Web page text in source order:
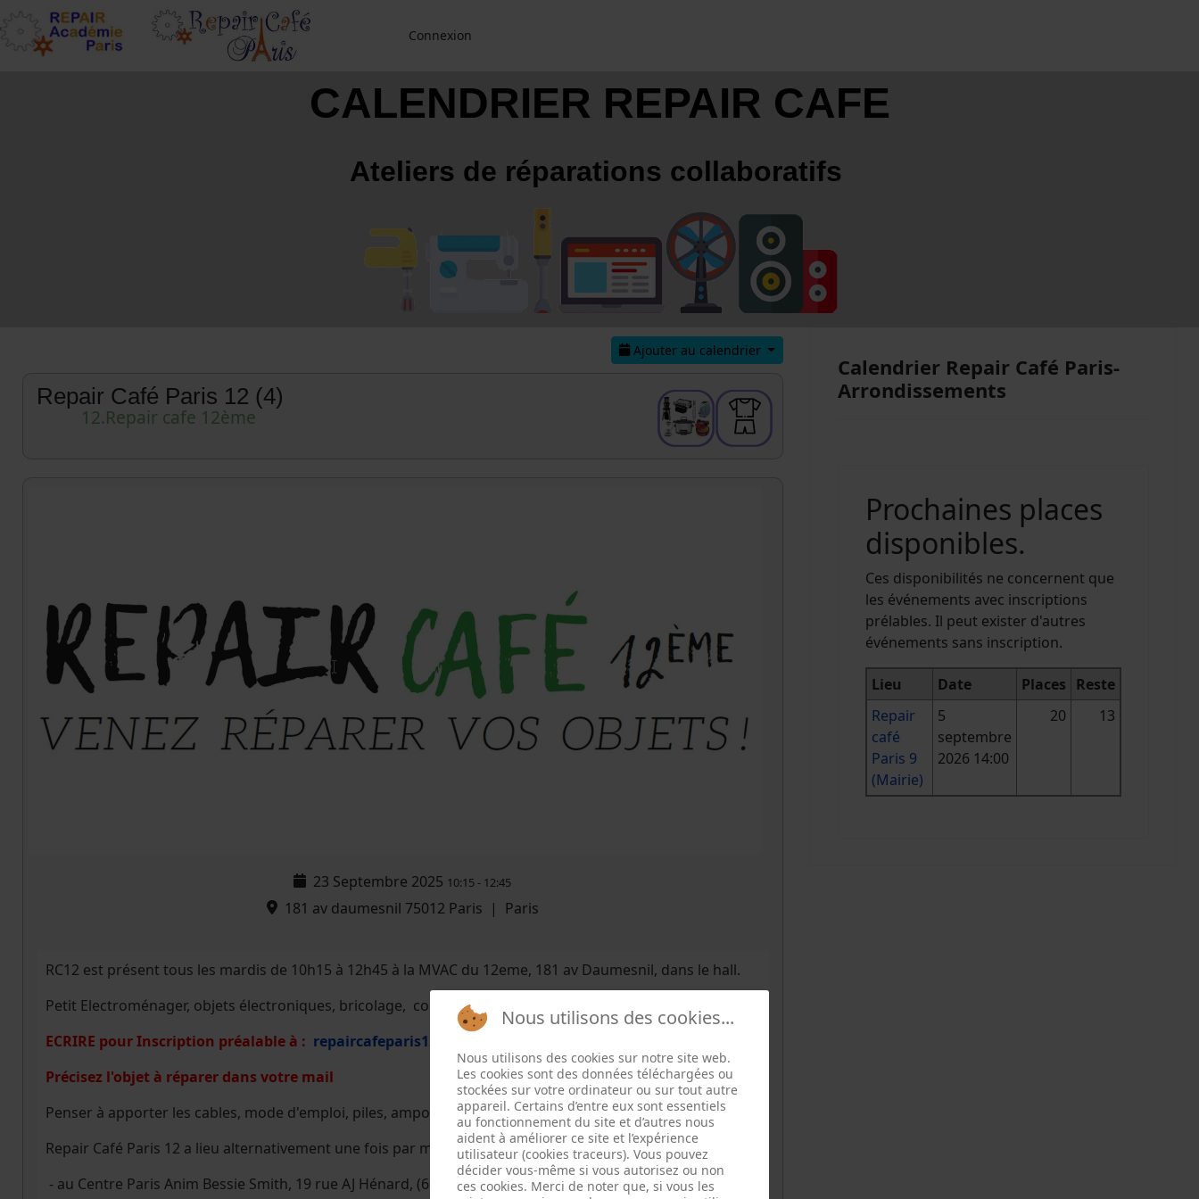
Connexion
CALENDRIER REPAIR CAFE
Ateliers de réparations collaboratifs
Ajouter au calendrier
Repair Café Paris 12 (4)
12.Repair cafe 12ème
23 Septembre 2025 10:15- 12:45
181 av daumesnil 75012 Paris | Paris
RC12 est présent tous les mardis de 10h15 à 12h45 à la MVAC du 12eme, 181 av Daumesnil, dans le hall.
Petit Electroménager, objets électroniques, bricolage, couture (textile propre uniquement)
ECRIRE pourInscription préalable à : repaircafeparis12@gmail.com
Précisez l'objet à réparer dans votre mail
Penser à apporter les cables, mode d'emploi, piles, ampoule...utiles à la réparation,
Repair Café Paris 12 a lieu alternativement une fois par mois (voir le calendrier) :
- au Centre Paris Anim Bessie Smith, 19 rue AJ Hénard, (6dec, 14 février, 13 juin : 107 rue de Reuilly
Calendrier Repair Café Paris-
Arrondissements
Prochaines places
disponibles.
Ces disponibilités ne concernent que
les événements avec inscriptions
prélables. Il peut exister d'autres
événements sans inscription.
Lieu Date Places Reste
Repair
café
Paris 9
(Mairie)
5
septembre
2026 14:00
20 13
Nous utilisons des cookies...
Nous utilisons des cookies sur notre site web.
Les cookies sont des données téléchargées ou
stockées sur votre ordinateur ou sur tout autre
appareil. Certains d’entre eux sont essentiels
au fonctionnement du site et d’autres nous
aident à améliorer ce site et l’expérience
utilisateur (cookies traceurs). Vous pouvez
décider vous-même si vous autorisez ou non
ces cookies. Merci de noter que, si vous les